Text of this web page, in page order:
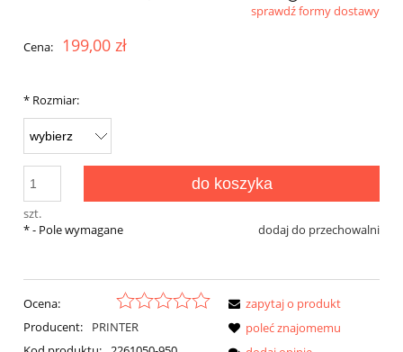
Cena nie zawiera ewentualnych kosztów płatnościsprawdź formy dostawy
Cena: 199,00 zł
* Rozmiar:
szt.
do koszyka
dodaj do przechowalni
*- Pole wymagane
Ocena:
Producent:
PRINTER
zapytaj o produkt
poleć znajomemu